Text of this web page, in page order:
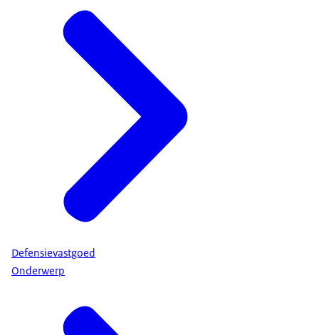
Defensievastgoed
Onderwerp